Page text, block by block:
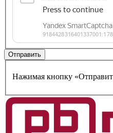
Нажимая кнопку